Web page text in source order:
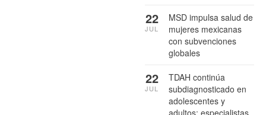
MSD impulsa salud de
mujeres mexicanas
con subvenciones
globales
22
JUL
TDAH continúa
subdiagnosticado en
adolescentes y
22
JUL